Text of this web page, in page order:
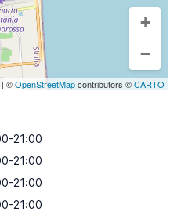
+
−
| ©OpenStreetMapcontributors ©CARTO
21:00
21:00
21:00
21:00